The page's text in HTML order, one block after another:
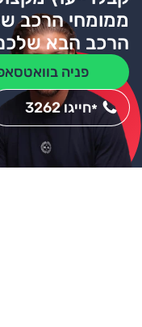
ממומחי הרכב
הרכב הבא
פניה
חייגו 3262*